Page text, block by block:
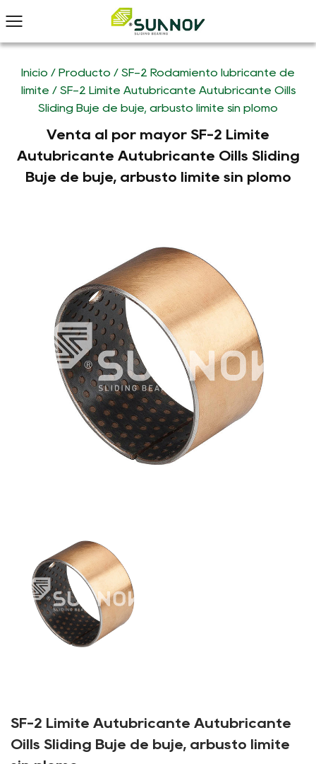
Inicio / Producto / SF-2 Rodamiento lubricante de
límite / SF-2 Límite Autubricante Autubricante Oills
Sliding Buje de buje, arbusto límite sin plomo
Venta al por mayor SF-2 Límite
Autubricante Autubricante Oills Sliding
Buje de buje, arbusto límite sin plomo
SF-2 Límite Autubricante Autubricante
Oills Sliding Buje de buje, arbusto límite